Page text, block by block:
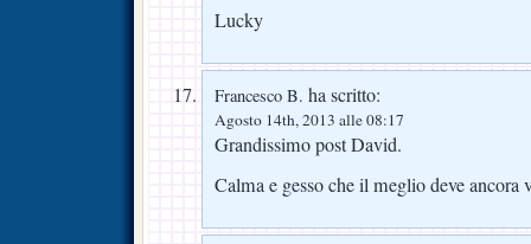
Lucky
Francesco B. ha scritto:
Agosto 14th, 2013 alle 08:17
Grandissimo post David.
Calma e gesso che il meglio deve ancora